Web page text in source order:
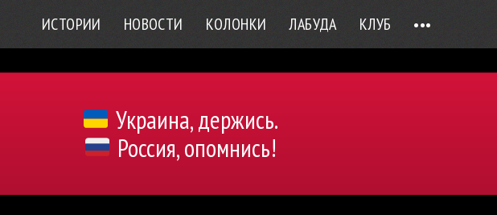
ИСТОРИИ НОВОСТИ КОЛОНКИ ЛАБУДА КЛУБ •••
Украина, держись.
Россия, опомнись!